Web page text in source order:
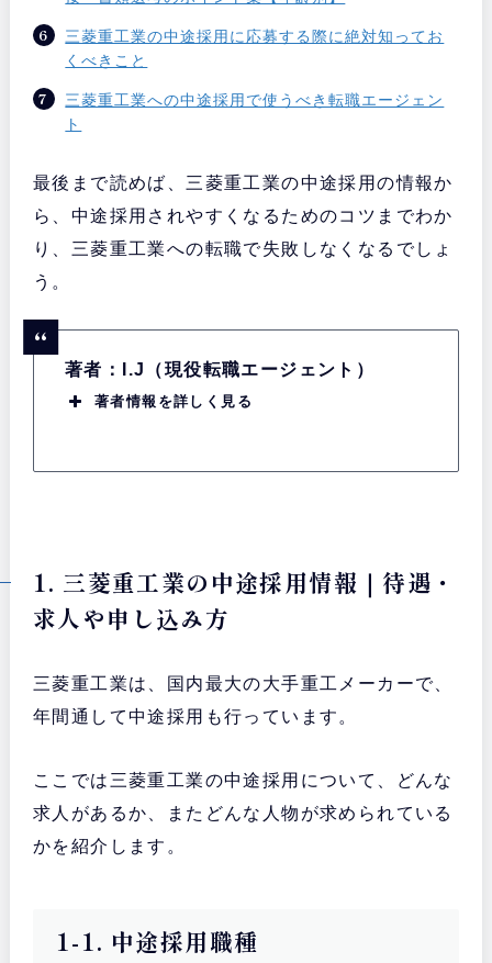
三菱重工業の中途採用に応募する際に絶対知ってお
くべきこと
三菱重工業への中途採用で使うべき転職エージェン
ト
最後まで読めば、三菱重工業の中途採用の情報か
ら、中途採用されやすくなるためのコツまでわか
り、三菱重工業への転職で失敗しなくなるでしょ
う。
著者：I.J（現役転職エージェント）
著者情報を詳しく見る
1. 三菱重工業の中途採用情報｜待遇・
求人や申し込み方
三菱重工業は、国内最大の大手重工メーカーで、
年間通して中途採用も行っています。
ここでは三菱重工業の中途採用について、どんな
求人があるか、またどんな人物が求められている
かを紹介します。
1-1. 中途採用職種